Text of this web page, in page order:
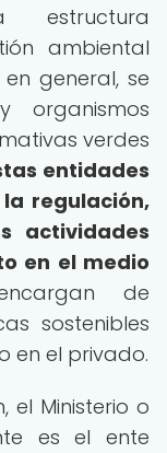
ambiental
general, se
organismos
verdes
entidades
regulación,
actividades
en el medio
de
sostenibles
en el privado.
el Ministerio o
es el ente